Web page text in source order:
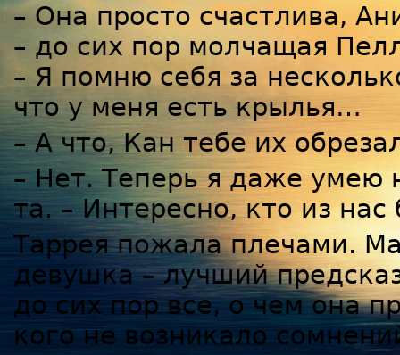
– Она просто счастлива,
– до сих пор молчащая
– Я помню себя за
что у меня есть крылья…
– А что, Кан тебе их
– Нет. Теперь я даже умею
та. – Интересно, кто из
Таррея пожала плечами.
девушка – лучший
до сих пор все, о чем она
кого не возникало